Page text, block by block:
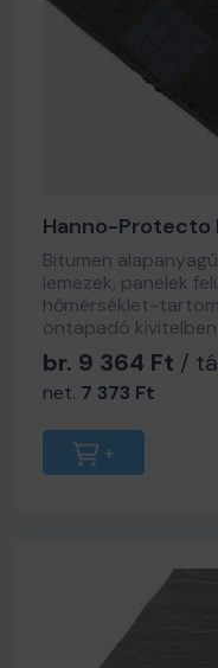
Hanno-Protecto
Bitumen
lemezek, panelek
hőmérséklet-
öntapadó
br. 9 364 Ft /
net. 7 373 Ft